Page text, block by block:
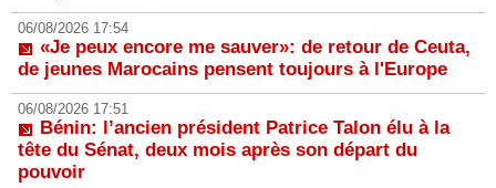
06/08/2026 17:54
«Je peux encore me sauver»: de retour de Ceuta,
de jeunes Marocains pensent toujours à l'Europe
06/08/2026 17:51
Bénin: l’ancien président Patrice Talon élu à la
tête du Sénat, deux mois après son départ du
pouvoir